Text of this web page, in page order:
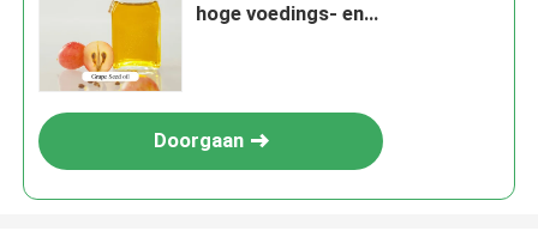
hoge voedings- en
Doorgaan